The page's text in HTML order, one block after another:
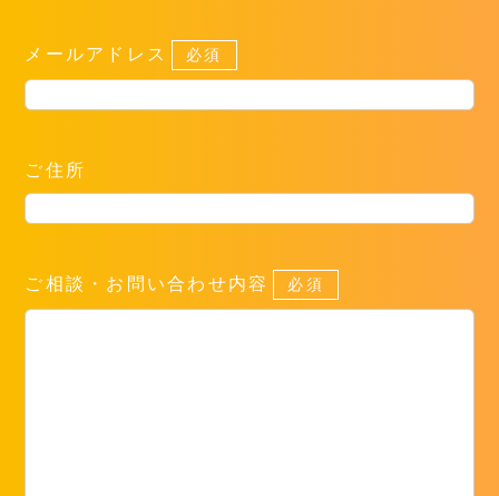
メールアドレス 必須
ご住所
ご相談・お問い合わせ内容 必須